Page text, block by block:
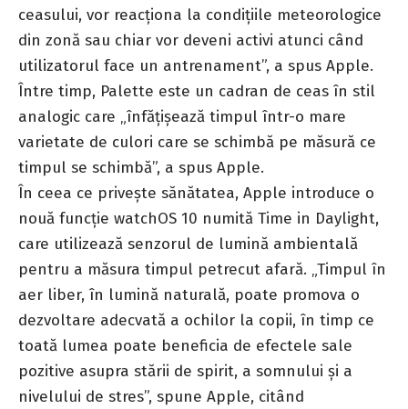
ceasului, vor reacționa la condițiile meteorologice
din zonă sau chiar vor deveni activi atunci când
utilizatorul face un antrenament”, a spus Apple.
Între timp, Palette este un cadran de ceas în stil
analogic care „înfățișează timpul într-o mare
varietate de culori care se schimbă pe măsură ce
timpul se schimbă”, a spus Apple.
În ceea ce privește sănătatea, Apple introduce o
nouă funcție watchOS 10 numită Time in Daylight,
care utilizează senzorul de lumină ambientală
pentru a măsura timpul petrecut afară. „Timpul în
aer liber, în lumină naturală, poate promova o
dezvoltare adecvată a ochilor la copii, în timp ce
toată lumea poate beneficia de efectele sale
pozitive asupra stării de spirit, a somnului și a
nivelului de stres”, spune Apple, citând